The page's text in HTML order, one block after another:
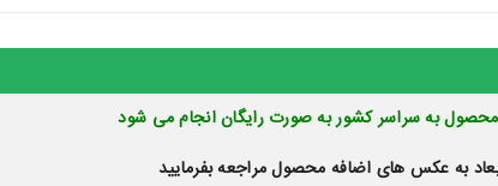
به سراسر کشور به صورت رایگان انجام می شود
به عکس های اضافه محصول مراجعه بفرمایید